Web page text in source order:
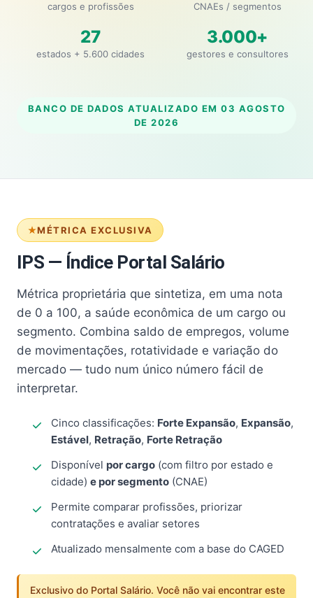
cargos e profissões CNAEs / segmentos
27
estados + 5.600 cidades
3.000+
gestores e consultores
BANCO DE DADOS ATUALIZADO EM 03 AGOSTO
DE 2026
MÉTRICA EXCLUSIVA
IPS — Índice Portal Salário
Métrica proprietária que sintetiza, em uma nota
de 0 a 100, a saúde econômica de um cargo ou
segmento. Combina saldo de empregos, volume
de movimentações, rotatividade e variação do
mercado — tudo num único número fácil de
interpretar.
Cinco classificações: Forte Expansão, Expansão,
Estável, Retração, Forte Retração
Disponível por cargo (com filtro por estado e
cidade) e por segmento (CNAE)
Permite comparar profissões, priorizar
contratações e avaliar setores
Atualizado mensalmente com a base do CAGED
Exclusivo do Portal Salário. Você não vai encontrar este